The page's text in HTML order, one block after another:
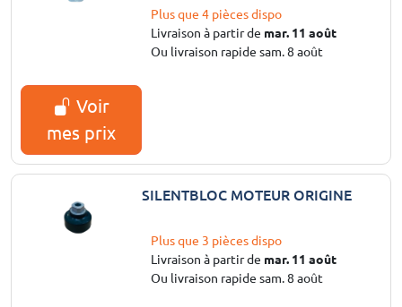
Plus que 4 pièces dispo
Livraison à partir de mar. 11 août
Ou livraison rapide sam. 8 août
Voir
mes prix
SILENTBLOC MOTEUR ORIGINE
Plus que 3 pièces dispo
Livraison à partir de mar. 11 août
Ou livraison rapide sam. 8 août